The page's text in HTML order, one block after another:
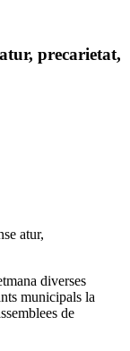
precarietat,
diverses
municipals la
de